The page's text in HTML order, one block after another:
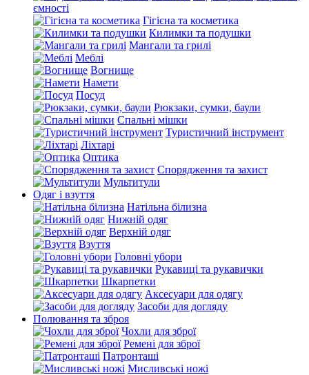
ємності
Гігієна та косметика
Килимки та подушки
Мангали та грилі
Меблі
Вогнище
Намети
Посуд
Рюкзаки, сумки, баули
Спальні мішки
Туристичний інструмент
Ліхтарі
Оптика
Спорядження та захист
Мультитули
Одяг і взуття
Натільна білизна
Нижній одяг
Верхній одяг
Взуття
Головні убори
Рукавиці та рукавички
Шкарпетки
Аксесуари для одягу
Засоби для догляду
Полювання та зброя
Чохли для зброї
Ремені для зброї
Патронташі
Мисливські ножі